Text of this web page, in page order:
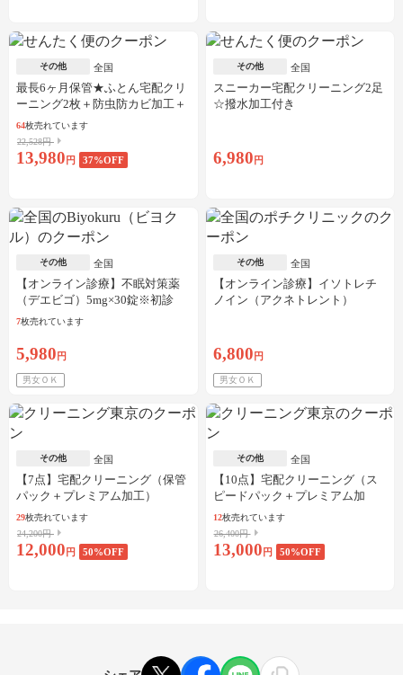
その他 全国
最長6ヶ月保管★ふとん宅配クリ
ーニング2枚＋防虫防カビ加工＋
しみ抜き
64枚売れています
22,528円
13,980 円 37%OFF
その他 全国
スニーカー宅配クリーニング2足
☆撥水加工付き
6,980 円
その他 全国
【オンライン診療】不眠対策薬
（デエビゴ）5mg×30錠※初診
料・送料込
7枚売れています
5,980 円
男女ＯＫ
その他 全国
【オンライン診療】イソトレチ
ノイン（アクネトレント）
6,800 円
男女ＯＫ
その他 全国
【7点】宅配クリーニング（保管
パック＋プレミアム加工）
29枚売れています
24,200円
12,000 円 50%OFF
その他 全国
【10点】宅配クリーニング（ス
ピードパック＋プレミアム加
工）
12枚売れています
26,400円
13,000 円 50%OFF